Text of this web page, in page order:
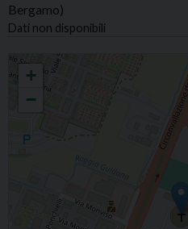
Bergamo)
Dati non disponibili
S.FRANCESCO S.FRANCESCO D'ASSISI
+
−